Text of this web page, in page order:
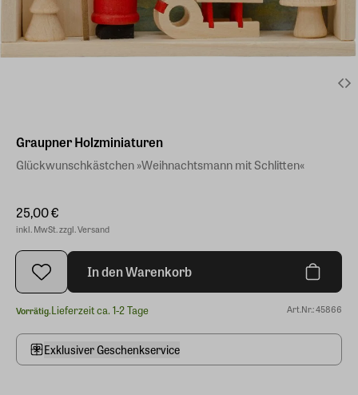
Graupner Holzminiaturen
Glückwunschkästchen »Weihnachtsmann mit Schlitten«
25,00 €
inkl. MwSt. zzgl. Versand
In den Warenkorb
Vorrätig.Lieferzeit ca. 1-2 Tage Art.Nr.: 45866
Exklusiver Geschenkservice